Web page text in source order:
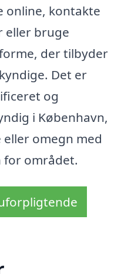
online, kontakte
eller bruge
der tilbyder
Det er
og
i København,
omegn med
for området.